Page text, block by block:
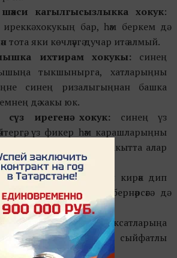
шәхси кагылгысызлыкка хокук:
хокукың бар, һәм беркем дә
тота яки көчләүгә дучар итә алмый.
ихтирам хокукы: синең
тыкшынырга, хатларыңны
синең ризалыгыңнан башка
дә хакы юк.
ирегенә хокук: синең үз
үз фикер һәм карашларыңны
бар, әмма шул ук вакытта алар
тиеш.
дин ирегенә хокук:
син кирәк дип
ышанырга яки бернәрсәгә дә
хокукы: син үсәргә, үз максатларыңа
итәрдәй бушлай һәм сыйфатлы
ия.